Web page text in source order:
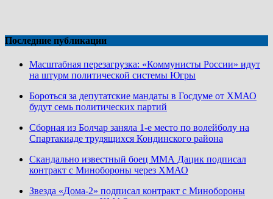
Последние публикации
Масштабная перезагрузка: «Коммунисты России» идут
на штурм политической системы Югры
Бороться за депутатские мандаты в Госдуме от ХМАО
будут семь политических партий
Сборная из Болчар заняла 1-е место по волейболу на
Спартакиаде трудящихся Кондинского района
Скандально известный боец ММА Дацик подписал
контракт с Минобороны через ХМАО
Звезда «Дома-2» подписал контракт с Минобороны